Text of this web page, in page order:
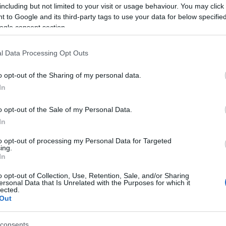
but not limited to your visit or usage behaviour. You may
to Google and its third-party tags to use your data for below
consent section.
Data Processing Opt Outs
opt-out of the Sharing of my personal data.
opt-out of the Sale of my Personal Data.
opt-out of processing my Personal Data for Targeted
opt-out of Collection, Use, Retention, Sale, and/or Sharing
Data that Is Unrelated with the Purposes for which it
Cat-től kezdve a kis lajháron át Totoroig szinte
minden megtalálható, így mindenki találhat
ajándék lehet húzással sorsolt kollégáinak,
szeretteinek.
az a PoCat
a kézzel készült filclények közül.